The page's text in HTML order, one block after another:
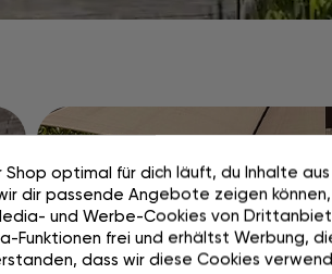
Aufbauen.
Abdecken. Ganz
einfach.
Shop optimal für dich läuft, du Inhalte
dir passende Angebote zeigen
und Werbe-Cookies von
Funktionen frei und erhältst Werbung,
dass wir diese Cookies